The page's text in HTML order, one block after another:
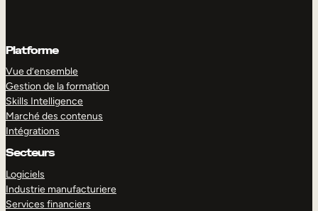
Platforme
Vue d’ensemble
Gestion de la formation
Skills Intelligence
Marché des contenus
Intégrations
Secteurs
Logiciels
Industrie manufacturiere
Services financiers